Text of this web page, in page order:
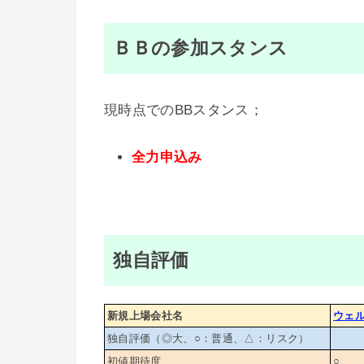
ＢＢの参加スタンス
現時点でのBBスタンス；
全力申込み
独自評価
新規上場会社名
ウェ
独自評価（◎大、○：普通、△：リスク）
初値期待度
○